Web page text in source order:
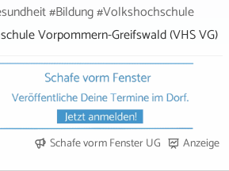
#Bildung #Volkshochschule
Vorpommern-Greifswald (VHS VG)
Schafe vorm Fenster UG Anzeige